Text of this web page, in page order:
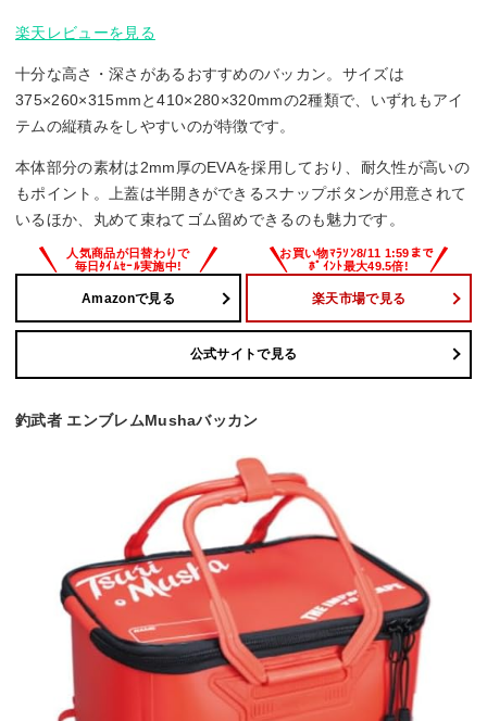
楽天レビューを見る
十分な高さ・深さがあるおすすめのバッカン。サイズは
375×260×315mmと410×280×320mmの2種類で、いずれもアイ
テムの縦積みをしやすいのが特徴です。
本体部分の素材は2mm厚のEVAを採用しており、耐久性が高いの
もポイント。上蓋は半開きができるスナップボタンが用意されて
いるほか、丸めて束ねてゴム留めできるのも魅力です。
Amazonで見る 楽天市場で見る
公式サイトで見る
釣武者 エンブレムMushaバッカン